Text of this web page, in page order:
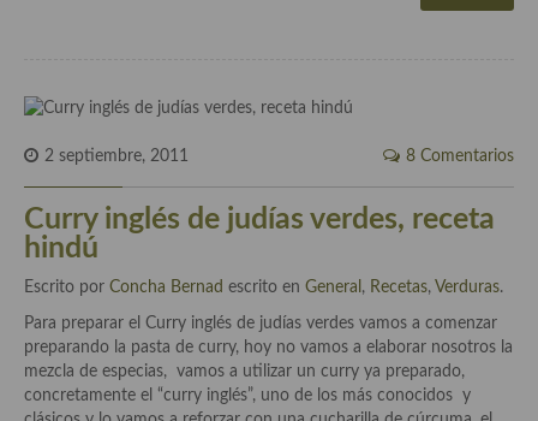
Cocina Sefardí
Cocina Yoshoku
Cocina callejera
Cocina fusión
2 septiembre, 2011 8 Comentarios
Curry inglés de judías verdes, receta
hindú
Escrito por Concha Bernad escrito en General , Recetas, Verduras.
Para preparar el Curry inglés de judías verdes vamos a comenzar
preparando la pasta de curry, hoy no vamos a elaborar nosotros la
mezcla de especias, vamos a utilizar un curry ya preparado,
concretamente el “curry inglés”, uno de los más conocidos y